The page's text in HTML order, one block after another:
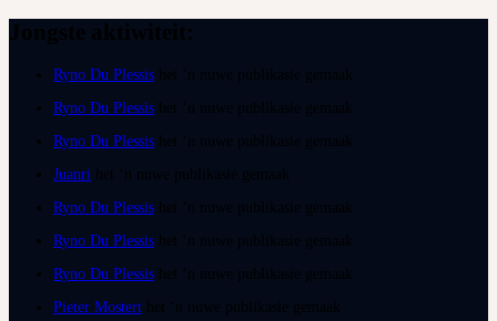
Ryno Du Plessis
Ryno Du Plessis
Ryno Du Plessis
Juanri
Ryno Du Plessis
Ryno Du Plessis
Ryno Du Plessis
Pieter Mostert